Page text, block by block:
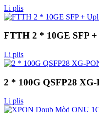
Li plis
FTTH 2 * 10GE SFP
Li plis
2 * 100G QSFP28
Li plis